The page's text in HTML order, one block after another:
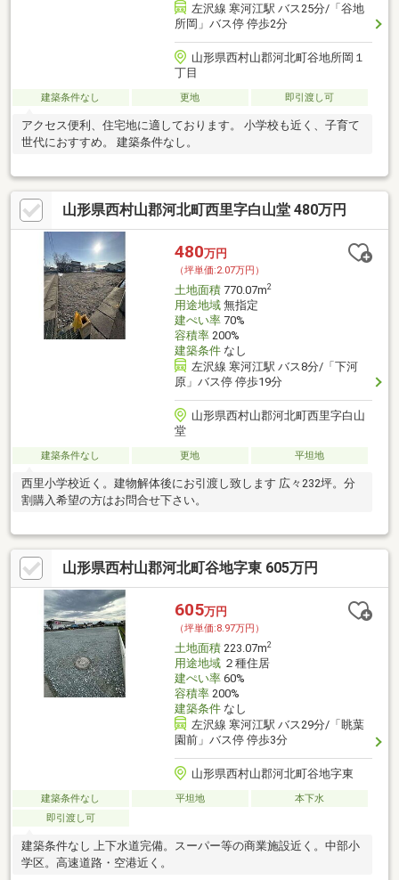
左沢線 寒河江駅 バス25分/「谷地
所岡」バス停 停歩2分
山形県西村山郡河北町谷地所岡１
丁目
建築条件なし 更地 即引渡し可
アクセス便利、住宅地に適しております。 小学校も近く、子育て
世代におすすめ。 建築条件なし。
山形県西村山郡河北町西里字白山堂 480万円
480万円
（坪単価:2.07万円）
土地面積770.07m2
用途地域無指定
建ぺい率70%
容積率200%
建築条件なし
左沢線 寒河江駅 バス8分/「下河
原」バス停 停歩19分
山形県西村山郡河北町西里字白山
堂
建築条件なし 更地 平坦地
西里小学校近く。建物解体後にお引渡し致します 広々232坪。分
割購入希望の方はお問合せ下さい。
山形県西村山郡河北町谷地字東 605万円
605万円
（坪単価:8.97万円）
土地面積223.07m2
用途地域２種住居
建ぺい率60%
容積率200%
建築条件なし
左沢線 寒河江駅 バス29分/「眺葉
園前」バス停 停歩3分
山形県西村山郡河北町谷地字東
建築条件なし 平坦地
本下水
即引渡し可
建築条件なし 上下水道完備。スーパー等の商業施設近く。中部小
学区。高速道路・空港近く。